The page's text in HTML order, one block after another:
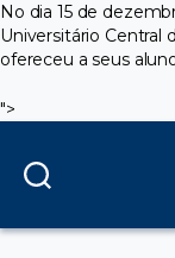
No dia 15 de
Universitário Central
ofereceu a seus
">